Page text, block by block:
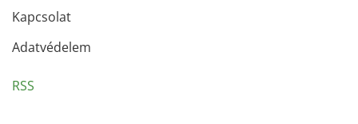
Kapcsolat
Adatvédelem
RSS